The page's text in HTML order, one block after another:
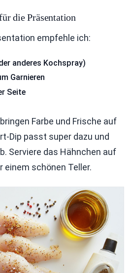
die Präsentation
empfehle ich:
anderes Kochspray)
Garnieren
Seite
Farbe und Frische auf
Dip passt super dazu und
Serviere das Hähnchen auf
einem schönen Teller.